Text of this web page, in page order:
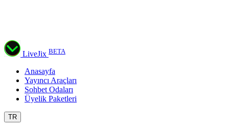
LiveJix BETA
Anasayfa
Yayıncı Araçları
Sohbet Odaları
Üyelik Paketleri
TR